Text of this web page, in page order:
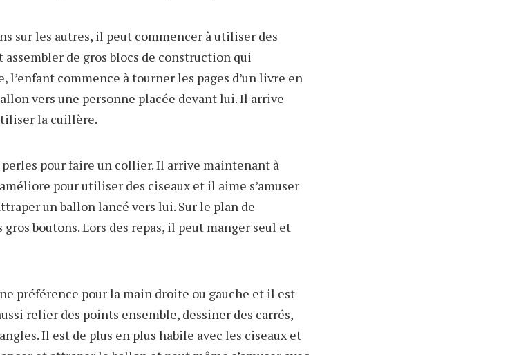
sur les autres, il peut commencer à utiliser des
de gros blocs de construction qui
l’enfant commence à tourner les pages d’un livre en
vers une personne placée devant lui. Il arrive
la cuillère.
pour faire un collier. Il arrive maintenant à
pour utiliser des ciseaux et il aime s’amuser
un ballon lancé vers lui. Sur le plan de
boutons. Lors des repas, il peut manger seul et
préférence pour la main droite ou gauche et il est
relier des points ensemble, dessiner des carrés,
Il est de plus en plus habile avec les ciseaux et